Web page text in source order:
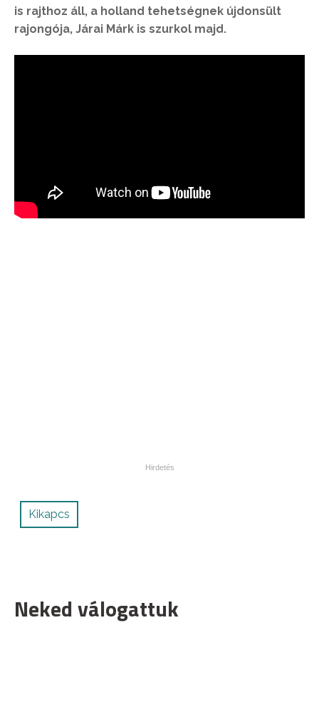
is rajthoz áll, a holland tehetségnek újdonsült
rajongója, Járai Márk is szurkol majd.
Kikapcs
Neked válogattuk